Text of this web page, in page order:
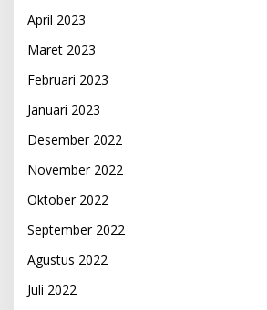
April 2023
Maret 2023
Februari 2023
Januari 2023
Desember 2022
November 2022
Oktober 2022
September 2022
Agustus 2022
Juli 2022